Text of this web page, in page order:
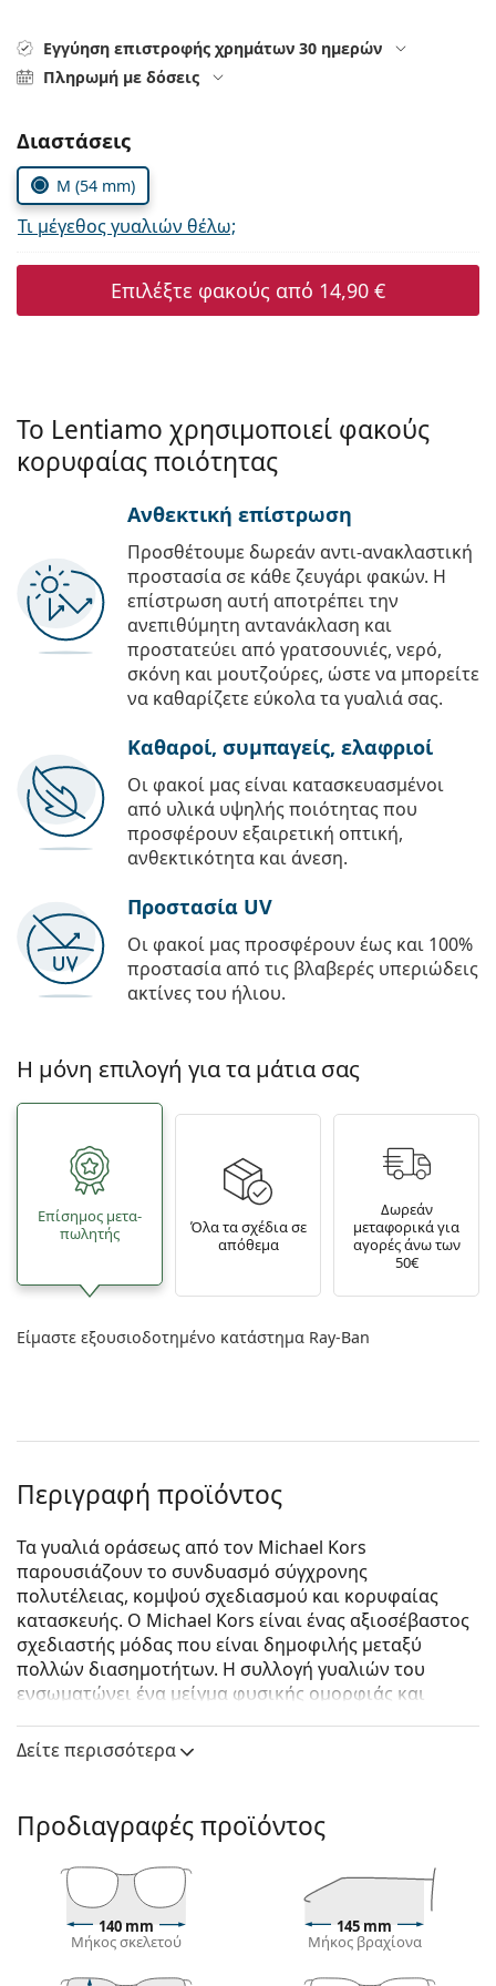
Prada
Εγγύηση επιστροφής χρημάτων 30 ημερών
Πληρωμή με δόσεις
Συμπληρώστε τις παράμετρους
Διαστάσεις
M (54 mm)
Τι μέγεθος γυαλιών θέλω;
Επιλέξτε φακούς από 14,90 €
Το Lentiamo χρησιμοποιεί φακούς
κορυφαίας ποιότητας
Ανθεκτική επίστρωση
Προσθέτουμε δωρεάν αντι-ανακλαστική
προστασία σε κάθε ζευγάρι φακών. Η
επίστρωση αυτή αποτρέπει την
ανεπιθύμητη αντανάκλαση και
προστατεύει από γρατσουνιές, νερό,
σκόνη και μουτζούρες, ώστε να μπορείτε
να καθαρίζετε εύκολα τα γυαλιά σας.
Καθαροί, συμπαγείς, ελαφριοί
Οι φακοί μας είναι κατασκευασμένοι
από υλικά υψηλής ποιότητας που
προσφέρουν εξαιρετική οπτική,
ανθεκτικότητα και άνεση.
Προστασία UV
Οι φακοί μας προσφέρουν έως και 100%
προστασία από τις βλαβερές υπεριώδεις
ακτίνες του ήλιου.
Η μόνη επιλογή για τα μάτια σας
Επίσημος μετα­
πωλητής
Όλα τα σχέδια σε
απόθεμα
Δωρεάν
μεταφορικά για
αγορές άνω των
50€
Είμαστε εξουσιοδοτημένο κατάστημα Ray-Ban
Περιγραφή προϊόντος
Τα γυαλιά οράσεως από τον Michael Kors
παρουσιάζουν το συνδυασμό σύγχρονης
πολυτέλειας, κομψού σχεδιασμού και κορυφαίας
κατασκευής. Ο Michael Kors είναι ένας αξιοσέβαστος
σχεδιαστής μόδας που είναι δημοφιλής μεταξύ
πολλών διασημοτήτων. Η συλλογή γυαλιών του
ενσωματώνει ένα μείγμα φυσικής ομορφιάς και
αξεσουάρ μόδας για όσους αγαπούν τον εξαιρετικό
συνδυασμό μοναδικού στυλ, χρωμάτων και
Michael Kors Bhutan 0MK3067D 1334 54
Σκελετός γυαλιών οράσεως
Το ασημί χρώμα του σκελετού ταιριάζει απόλυτα
με έναν δροσερό τόνο δέρματος και με κόκκινα,
γκρίζα, άσπρα ή σκούρα ξανθά μαλλιά.
Δείτε περισσότερα
Προδιαγραφές προϊόντος
140 mm
Μήκος σκελετού
145 mm
Μήκος βραχίονα